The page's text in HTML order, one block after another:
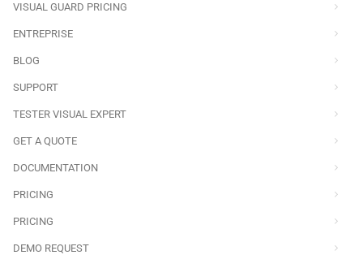
VISUAL GUARD PRICING
ENTREPRISE
BLOG
SUPPORT
TESTER VISUAL EXPERT
GET A QUOTE
DOCUMENTATION
PRICING
PRICING
DEMO REQUEST